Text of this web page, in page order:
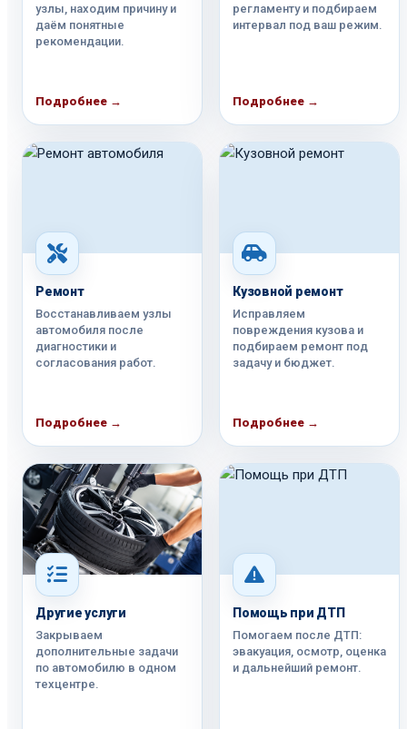
узлы, находим причину и
даём понятные
рекомендации.
Подробнее →
регламенту и подбираем
интервал под ваш режим.
Подробнее →
Ремонт
Восстанавливаем узлы
автомобиля после
диагностики и
согласования работ.
Подробнее →
Кузовной ремонт
Исправляем
повреждения кузова и
подбираем ремонт под
задачу и бюджет.
Подробнее →
Другие услуги
Закрываем
дополнительные задачи
по автомобилю в одном
техцентре.
Помощь при ДТП
Помогаем после ДТП:
эвакуация, осмотр, оценка
и дальнейший ремонт.